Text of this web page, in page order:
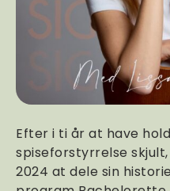
Efter i ti år at have
spiseforstyrrelse
2024 at dele sin